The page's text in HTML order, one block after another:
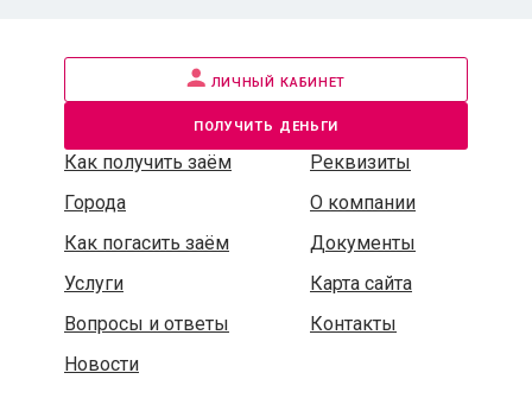
личный кабинет
получить деньги
Как получить заём
Реквизиты
Города
О компании
Как погасить заём
Документы
Услуги
Карта сайта
Вопросы и ответы
Контакты
Новости